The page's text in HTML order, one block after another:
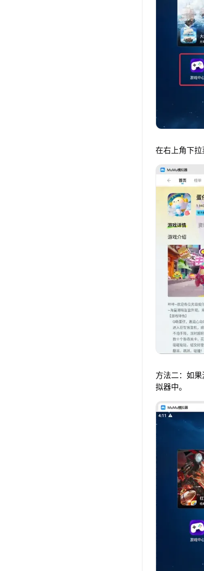
在右上角下拉
方法二：如
拟器中。